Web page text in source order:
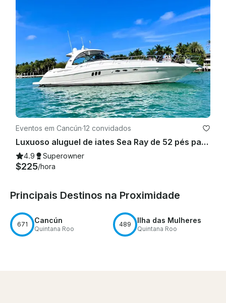
Eventos em Cancún·12 convidados
Luxuoso aluguel de iates Sea Ray de 52 pés para 12 pessoas em Cancún
4.9 Superowner
$225/hora
Principais Destinos na Proximidade
671 Cancún
Quintana Roo
489 Ilha das Mulheres
Quintana Roo